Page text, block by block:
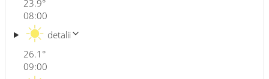
23.9°
08:00
26.1 °
detalii
09:00